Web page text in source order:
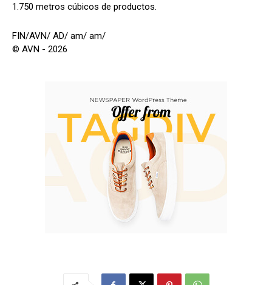
1.750 metros cúbicos de productos.
FIN/AVN/ AD/ am/ am/
© AVN - 2026